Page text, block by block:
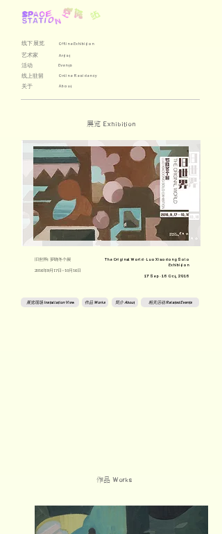
线上驻留
About
艺术家
关于
活动
线下展览 Offline Exhibition
Artist
Events
Online Residency
展览 Exhibition
旧世界| 罗晓冬个展
2016年9月17日-10月16日
The Original World - Luo Xiaodong Solo
Exhibition
17 Sep - 16 Oct, 2016
展览现场 Installation View 作品 Works 简介 About 相关活动 Related Events
作品 Works